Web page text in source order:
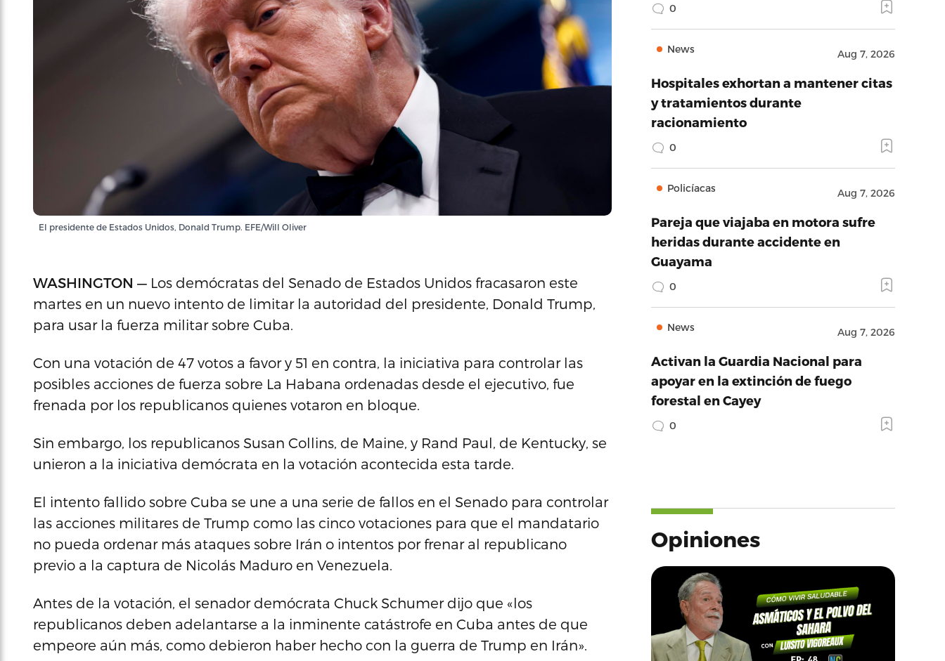
El presidente de Estados Unidos, Donald Trump. EFE/Will Oliver
WASHINGTON — Los demócratas del Senado de Estados Unidos fracasaron este
martes en un nuevo intento de limitar la autoridad del presidente, Donald Trump,
para usar la fuerza militar sobre Cuba.
Con una votación de 47 votos a favor y 51 en contra, la iniciativa para controlar las
posibles acciones de fuerza sobre La Habana ordenadas desde el ejecutivo, fue
frenada por los republicanos quienes votaron en bloque.
Sin embargo, los republicanos Susan Collins, de Maine, y Rand Paul, de Kentucky, se
unieron a la iniciativa demócrata en la votación acontecida esta tarde.
El intento fallido sobre Cuba se une a una serie de fallos en el Senado para controlar
las acciones militares de Trump como las cinco votaciones para que el mandatario
no pueda ordenar más ataques sobre Irán o intentos por frenar al republicano
previo a la captura de Nicolás Maduro en Venezuela.
Antes de la votación, el senador demócrata Chuck Schumer dijo que «los
republicanos deben adelantarse a la inminente catástrofe en Cuba antes de que
empeore aún más, como debieron haber hecho con la guerra de Trump en Irán».
0
News Aug 7, 2026
Hospitales exhortan a mantener citas
y tratamientos durante
racionamiento
0
Policíacas Aug 7, 2026
Pareja que viajaba en motora sufre
heridas durante accidente en
Guayama
0
News Aug 7, 2026
Activan la Guardia Nacional para
apoyar en la extinción de fuego
forestal en Cayey
0
Opiniones